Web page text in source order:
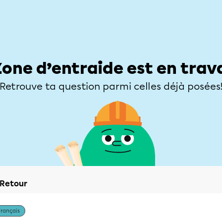
d’entraide est en
Retrouve ta question parmi celles déjà posées!
Retour